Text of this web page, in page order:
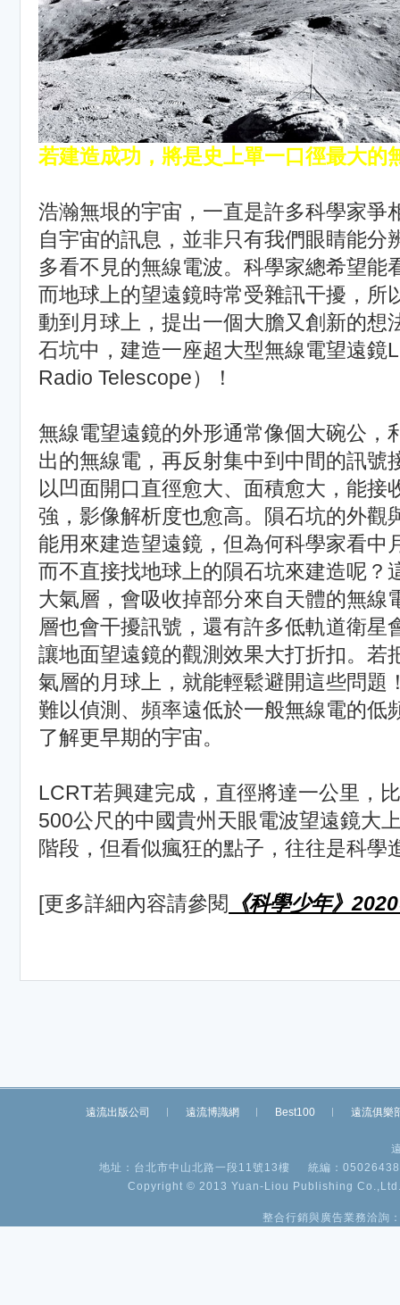
若建造成功，將是史上單一口徑最大的
浩瀚無垠的宇宙，一直是許多科學家爭
自宇宙的訊息，並非只有我們眼睛能分
多看不見的無線電波。科學家總希望能
而地球上的望遠鏡時常受雜訊干擾，所
動到月球上，提出一個大膽又創新的
石坑中，建造一座超大型無線電望遠鏡
Radio Telescope）！
無線電望遠鏡的外形通常像個大碗公，
出的無線電，再反射集中到中間的訊號
以凹面開口直徑愈大、面積愈大，能接
強，影像解析度也愈高。隕石坑的外觀
能用來建造望遠鏡，但為何科學家看中
而不直接找地球上的隕石坑來建造呢？
大氣層，會吸收掉部分來自天體的無線
層也會干擾訊號，還有許多低軌道衛星
讓地面望遠鏡的觀測效果大打折扣。若
氣層的月球上，就能輕鬆避開這些問題
難以偵測、頻率遠低於一般無線電的低
了解更早期的宇宙。
LCRT若興建完成，直徑將達一公里，
500公尺的中國貴州天眼電波望遠鏡大
階段，但看似瘋狂的點子，往往是科學
[更多詳細內容請參閱 《科學少年》
遠流出版公司 遠流博識網 Best100 遠流俱樂
地址：台北市中山北路一段11號13樓
統編：05026438
Copyright © 2013 Yuan-Liou Publishing
整合行銷與廣告業務洽